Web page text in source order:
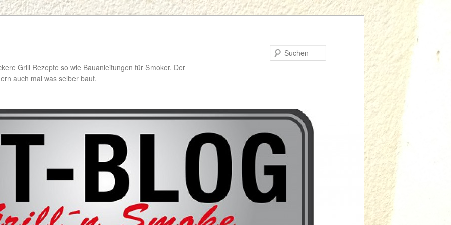
Grill Rezepte so wie Bauanleitungen für Smoker. Der
auch mal was selber baut.